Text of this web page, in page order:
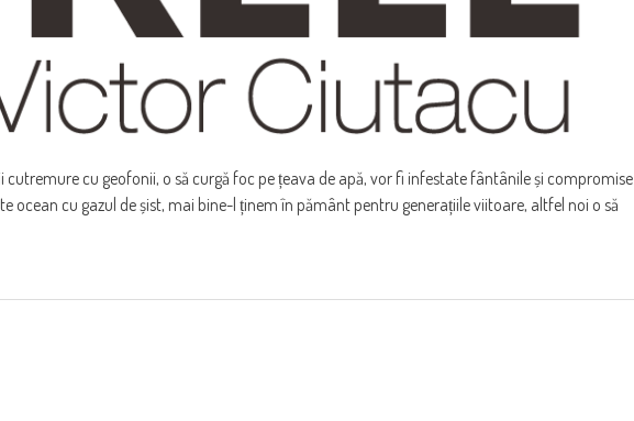
cutremure cu geofonii, o să curgă foc pe țeava de apă, vor fi infestate fântânile și compromise
ocean cu gazul de șist, mai bine-l ținem în pământ pentru generațiile viitoare, altfel noi o să